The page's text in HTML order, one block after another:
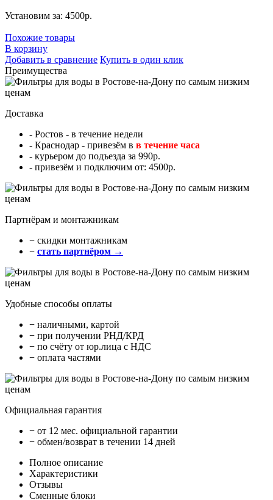
Установим за: 4500р.
Похожие товары
В корзину
Добавить в сравнение Купить в один клик
Преимущества
Доставка
- Ростов - в течение недели
- Краснодар - привезём в в течение часа
- курьером до подъезда за 990р.
- привезём и подключим от: 4500р.
Партнёрам и монтажникам
− cкидки монтажникам
− стать партнёром →
Удобные способы оплаты
− наличными, картой
− при получении РНД/КРД
− по счёту от юр.лица с НДС
− оплата частями
Официальная гарантия
− от 12 мес. официальной гарантии
− обмен/возврат в течении 14 дней
Полное описание
Характеристики
Отзывы
Сменные блоки